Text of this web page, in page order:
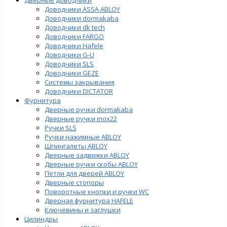
Доводчики ASSA ABLOY
Доводчики dormakaba
Доводчики dk tech
Доводчики FARGO
Доводчики Hafele
Доводчики G-U
Доводчики SLS
Доводчики GEZE
Cистемы закрывания
Доводчики DICTATOR
Фурнитура
Дверные ручки dormakaba
Дверные ручки inox22
Ручки SLS
Ручки нажимные ABLOY
Шпингалеты ABLOY
Дверные задвижки ABLOY
Дверные ручки скобы ABLOY
Петли для дверей ABLOY
Дверные стопоры
Поворотные кнопки и ручки WC
Дверная фурнитура HAFELE
Ключевины и заглушки
Цилиндры